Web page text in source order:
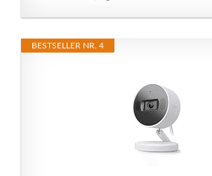
BESTSELLER NR. 4